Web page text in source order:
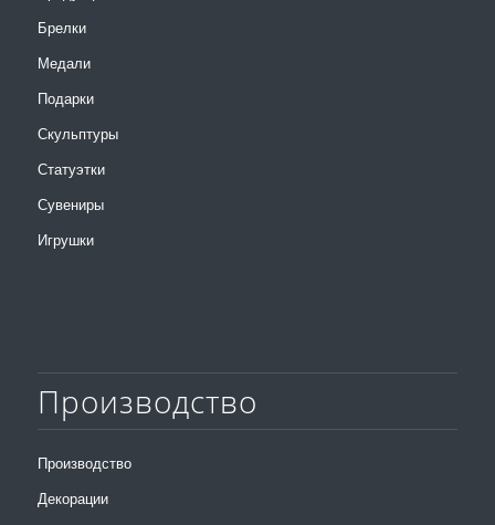
Брелки
Медали
Подарки
Скульптуры
Статуэтки
Сувениры
Игрушки
Производство
Производство
Декорации